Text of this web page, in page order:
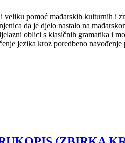
pomoć mađarskih kulturnih i
da je djelo nastalo na
oblici s klasičnih gramatika i
jezika kroz poredbeno